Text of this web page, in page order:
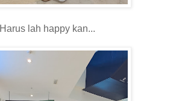
Harus lah happy kan...